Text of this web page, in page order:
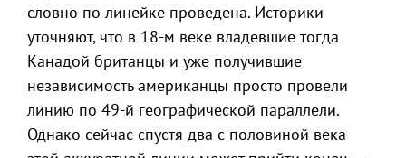
словно по линейке проведена. Историки
уточняют, что в 18-м веке владевшие тогда
Канадой британцы и уже получившие
независимость американцы просто провели
линию по 49-й географической параллели.
Однако сейчас спустя два с половиной века